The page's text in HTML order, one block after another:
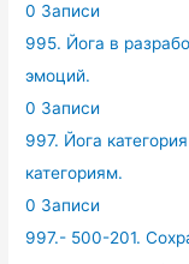
0 Записи
995. Йога в
эмоций.
0 Записи
997. Йога
категориям.
0 Записи
997.- 500-201.